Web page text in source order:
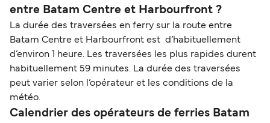
entre Batam Centre et Harbourfront ?
La durée des traversées en ferry sur la route entre
Batam Centre et Harbourfront est d’habituellement
d’environ 1 heure. Les traversées les plus rapides durent
habituellement 59 minutes. La durée des traversées
peut varier selon l’opérateur et les conditions de la
météo.
Calendrier des opérateurs de ferries Batam